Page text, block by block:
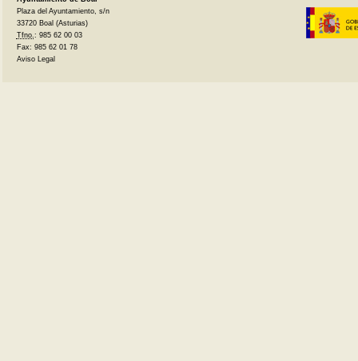
Plaza del Ayuntamiento, s/n
33720 Boal (Asturias)
Tfno. : 985 62 00 03
Fax: 985 62 01 78
Aviso Legal